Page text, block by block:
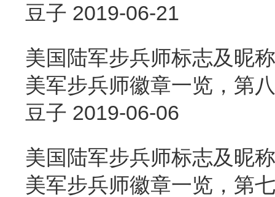
豆子 2019-06-21
美国陆军步兵师标志及昵
美军步兵师徽章一览，第
豆子 2019-06-06
美国陆军步兵师标志及昵
美军步兵师徽章一览，第